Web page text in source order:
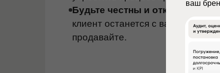
Будьте честны и открыты.
Это
клиент останется с вами
продавайте.
ваш